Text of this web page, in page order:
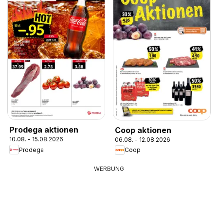
Prodega aktionen
10.08. - 15.08.2026
Prodega
Coop aktionen
06.08. - 12.08.2026
Coop
WERBUNG